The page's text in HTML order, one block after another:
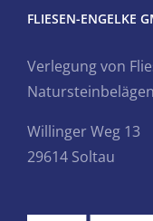
FLIESEN-ENGELKE
Verlegung von
Natursteinbelägen
Willinger Weg 13
29614 Soltau